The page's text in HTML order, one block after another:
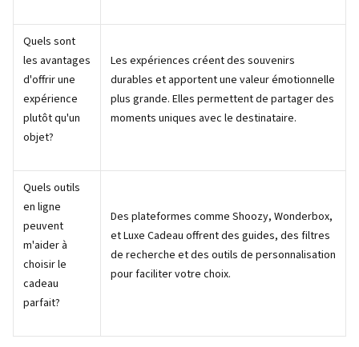
Quels sont
les avantages
d'offrir une
expérience
plutôt qu'un
objet?
Les expériences créent des souvenirs
durables et apportent une valeur émotionnelle
plus grande. Elles permettent de partager des
moments uniques avec le destinataire.
Quels outils
en ligne
peuvent
m'aider à
choisir le
cadeau
parfait?
Des plateformes comme Shoozy, Wonderbox,
et Luxe Cadeau offrent des guides, des filtres
de recherche et des outils de personnalisation
pour faciliter votre choix.